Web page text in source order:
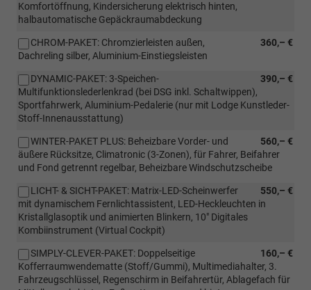
Komfortöffnung, Kindersicherung elektrisch hinten,
halbautomatische Gepäckraumabdeckung
360,– €
CHROM-PAKET: Chromzierleisten außen,
Dachreling silber, Aluminium-Einstiegsleisten
390,– €
DYNAMIC-PAKET: 3-Speichen-
Multifunktionslederlenkrad (bei DSG inkl. Schaltwippen),
Sportfahrwerk, Aluminium-Pedalerie (nur mit Lodge Kunstleder-
Stoff-Innenausstattung)
560,– €
WINTER-PAKET PLUS: Beheizbare Vorder- und
äußere Rücksitze, Climatronic (3-Zonen), für Fahrer, Beifahrer
und Fond getrennt regelbar, Beheizbare Windschutzscheibe
550,– €
LICHT- & SICHT-PAKET: Matrix-LED-Scheinwerfer
mit dynamischem Fernlichtassistent, LED-Heckleuchten in
Kristallglasoptik und animierten Blinkern, 10" Digitales
Kombiinstrument (Virtual Cockpit)
160,– €
SIMPLY-CLEVER-PAKET: Doppelseitige
Kofferraumwendematte (Stoff/Gummi), Multimediahalter, 3.
Fahrzeugschlüssel, Regenschirm in Beifahrertür, Ablagefach für